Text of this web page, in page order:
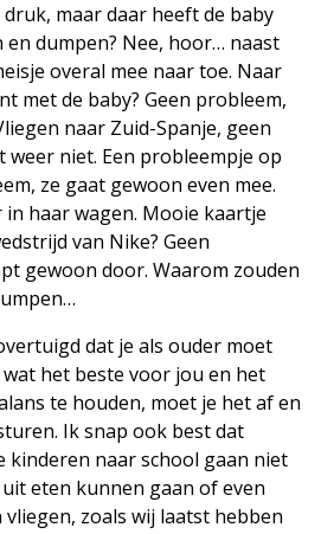
maar daar heeft de baby
dumpen? Nee, hoor… naast
overal mee naar toe. Naar
met de baby? Geen probleem,
naar Zuid-Spanje, geen
niet. Een probleempje op
ze gaat gewoon even mee.
in haar wagen. Mooie kaartje
van Nike? Geen
gewoon door. Waarom zouden
dat je als ouder moet
het beste voor jou en het
te houden, moet je het af en
Ik snap ook best dat
kinderen naar school gaan niet
uit eten kunnen gaan of even
zoals wij laatst hebben